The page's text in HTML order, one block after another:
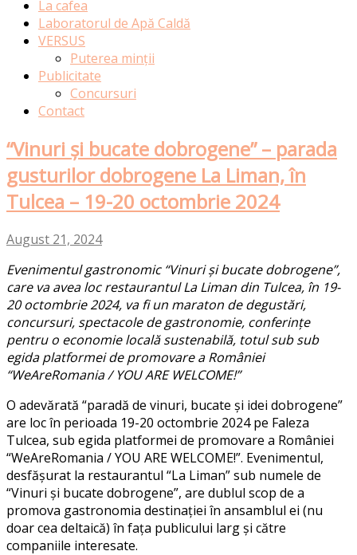
La cafea
Laboratorul de Apă Caldă
VERSUS
Puterea minții
Publicitate
Concursuri
Contact
“Vinuri și bucate dobrogene” – parada
gusturilor dobrogene La Liman, în
Tulcea – 19-20 octombrie 2024
August 21, 2024
Evenimentul gastronomic “Vinuri și bucate dobrogene”,
care va avea locrestaurantul La Liman din Tulcea, în 19-
20 octombrie 2024, va fi un maraton de degustări,
concursuri, spectacole de gastronomie, conferințe
pentru o economie locală sustenabilă, totul sub sub
egida platformei de promovare a României
“WeAreRomania / YOU ARE WELCOME!”
O adevărată “paradă de vinuri, bucate și idei dobrogene”
are loc în perioada 19-20 octombrie 2024 pe Faleza
Tulcea, sub egida platformei de promovare a României
“WeAreRomania / YOU ARE WELCOME!”. Evenimentul,
desfășurat la restaurantul “La Liman” sub numele de
“Vinuri și bucate dobrogene”, are dublul scop de a
promova gastronomia destinației în ansamblul ei (nu
doar cea deltaică) în fața publicului larg și către
companiile interesate.